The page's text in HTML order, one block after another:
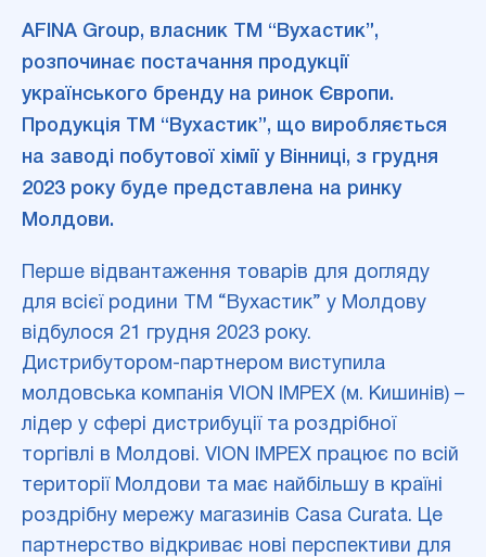
AFINA Group, власник ТМ “ Вухастик”,
розпочинає постачання продукції
українського бренду на ринок Європи.
Продукція ТМ “Вухастик”, що виробляється
на заводі побутової хімії у Вінниці, з грудня
2023 року буде представлена на ринку
Молдови.
Перше відвантаження товарів для догляду
для всієї родини ТМ “Вухастик” у Молдову
відбулося 21 грудня 2023 року.
Дистрибутором-партнером виступила
молдовська компанія VION IMPEX (м. Кишинів) –
лідер у сфері дистрибуції та роздрібної
торгівлі в Молдові. VION IMPEX працює по всій
території Молдови та має найбільшу в країні
роздрібну мережу магазинів Casa Curata. Це
партнерство відкриває нові перспективи для